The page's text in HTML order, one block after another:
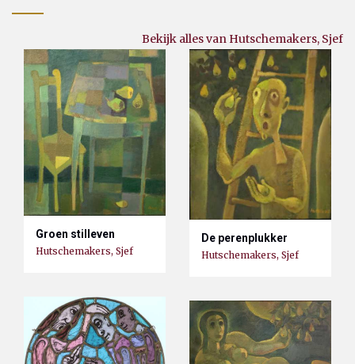
Bekijk alles van Hutschemakers, Sjef
Groen stilleven
Hutschemakers, Sjef
De perenplukker
Hutschemakers, Sjef